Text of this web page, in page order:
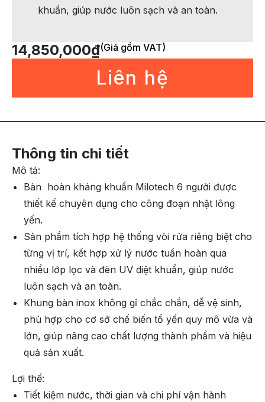
khuẩn, giúp nước luôn sạch và an toàn.
14,850,000₫(Giá gồm VAT)
Liên hệ
Thông tin chi tiết
Mô tả:
Bàn hoàn kháng khuẩn Milotech 6 người được
thiết kế chuyên dụng cho công đoạn nhặt lông
yến.
Sản phẩm tích hợp hệ thống vòi rửa riêng biệt cho
từng vị trí, kết hợp xử lý nước tuần hoàn qua
nhiều lớp lọc và đèn UV diệt khuẩn, giúp nước
luôn sạch và an toàn.
Khung bàn inox không gỉ chắc chắn, dễ vệ sinh,
phù hợp cho cơ sở chế biến tổ yến quy mô vừa và
lớn, giúp nâng cao chất lượng thành phẩm và hiệu
quả sản xuất.
Lợi thế:
Tiết kiệm nước, thời gian và chi phí vận hành